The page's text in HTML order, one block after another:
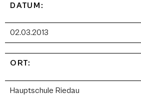
DATUM:
02.03.2013
ORT:
Hauptschule Riedau